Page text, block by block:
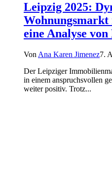
Leipzig 2025:
eine Analyse
Von Ana Karen Jimenez7.
Der Leipziger
in einem anspruchsvollen
weiter positiv. Trotz...